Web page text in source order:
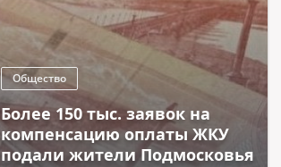
Общество
Более 150 тыс. заявок на
компенсацию оплаты ЖКУ
подали жители Подмосковья